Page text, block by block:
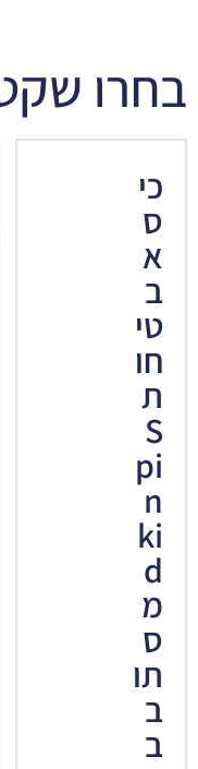
בחרו
כי
ס
א
ב
טי
חו
ת
S
pi
n
ki
d
מ
ס
תו
ב
ב